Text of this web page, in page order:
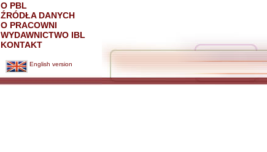
O PBL
ŹRÓDŁA DANYCH
O PRACOWNI
WYDAWNICTWO IBL
KONTAKT
English version